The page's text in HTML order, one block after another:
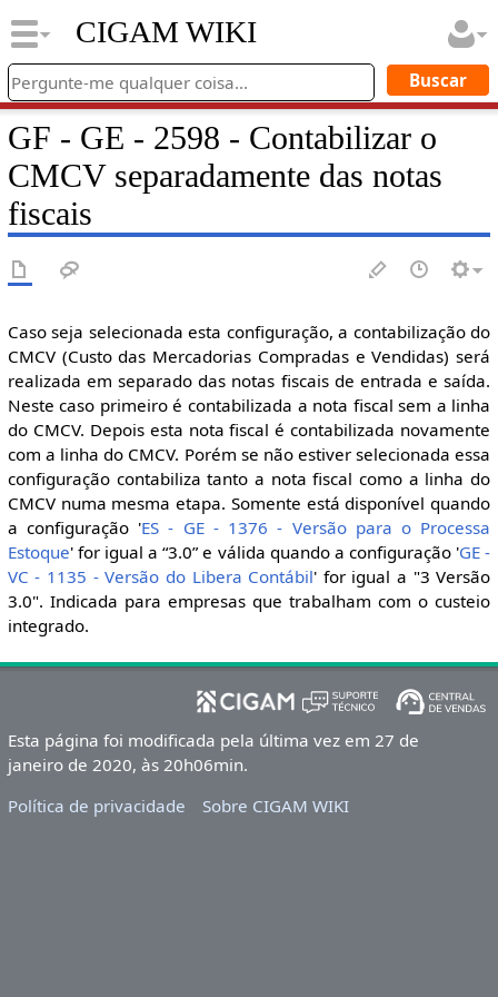
CIGAM WIKI
GF - GE - 2598 - Contabilizar o
CMCV separadamente das notas
fiscais
Caso seja selecionada esta configuração, a contabilização do
CMCV (Custo das Mercadorias Compradas e Vendidas) será
realizada em separado das notas fiscais de entrada e saída.
Neste caso primeiro é contabilizada a nota fiscal sem a linha
do CMCV. Depois esta nota fiscal é contabilizada novamente
com a linha do CMCV. Porém se não estiver selecionada essa
configuração contabiliza tanto a nota fiscal como a linha do
CMCV numa mesma etapa. Somente está disponível quando
a configuração 'ES - GE - 1376 - Versão para o Processa
Estoque' for igual a “3.0” e válida quando a configuração 'GE -
VC - 1135 - Versão do Libera Contábil' for igual a "3 Versão
3.0". Indicada para empresas que trabalham com o custeio
integrado.
Esta página foi modificada pela última vez em 27 de
janeiro de 2020, às 20h06min.
Política de privacidade
Sobre CIGAM WIKI